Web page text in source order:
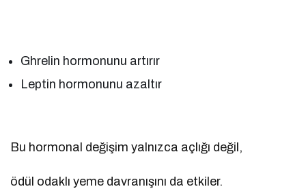
Ghrelin hormonunu artırır
Leptin hormonunu azaltır
Bu hormonal değişim yalnızca açlığı değil,
ödül odaklı yeme davranışını da etkiler.